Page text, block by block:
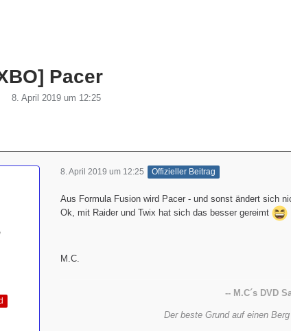
Pacer
8. April 2019 um 12:25
8. April 2019 um 12:25 Offizieller Beitrag
Aus Formula Fusion wird Pacer - und sonst ändert sich
Ok, mit Raider und Twix hat sich das besser gereimt
M.C.
-- M.C´s DVD
Der beste Grund auf einen